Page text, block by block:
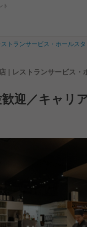
ト
トランサービス・ホールス
大阪泉佐野港 活鮨 グランフロント大阪
迎／キャリ